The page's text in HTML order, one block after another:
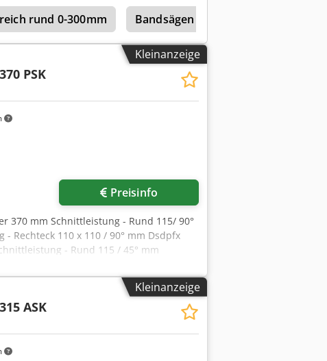
rund 0-300mm
Bandsägen horizontal –
Kleinanzeige
PSK
Preisinfo
370 mm Schnittleistung - Rund 115/ 90°
Rechteck 110 x 110 / 90° mm Dsdpfx
- Rund 115 / 45° mm
22 / 44 U/min Stromspannung 400 V /
Breite/Höhe) 980 x 790 x 780 mm
pneumatischer
Gehrungsmöglichkeit 45° links und
Kleinanzeige
ASK